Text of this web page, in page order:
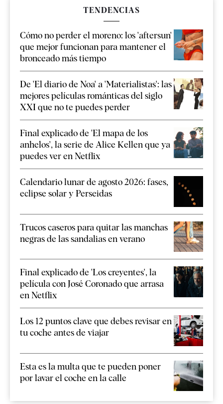
TENDENCIAS
Cómo no perder el moreno: los 'aftersun'
que mejor funcionan para mantener el
bronceado más tiempo
De 'El diario de Noa' a 'Materialistas': las
mejores películas románticas del siglo
XXI que no te puedes perder
Final explicado de 'El mapa de los
anhelos', la serie de Alice Kellen que ya
puedes ver en Netflix
Calendario lunar de agosto 2026: fases,
eclipse solar y Perseidas
Trucos caseros para quitar las manchas
negras de las sandalias en verano
Final explicado de 'Los creyentes', la
película con José Coronado que arrasa
en Netflix
Los 12 puntos clave que debes revisar en
tu coche antes de viajar
Esta es la multa que te pueden poner
por lavar el coche en la calle